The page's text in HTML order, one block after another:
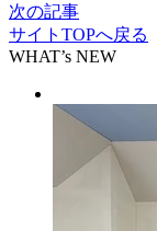
次の記事
サイトTOPへ戻る
WHAT’s NEW